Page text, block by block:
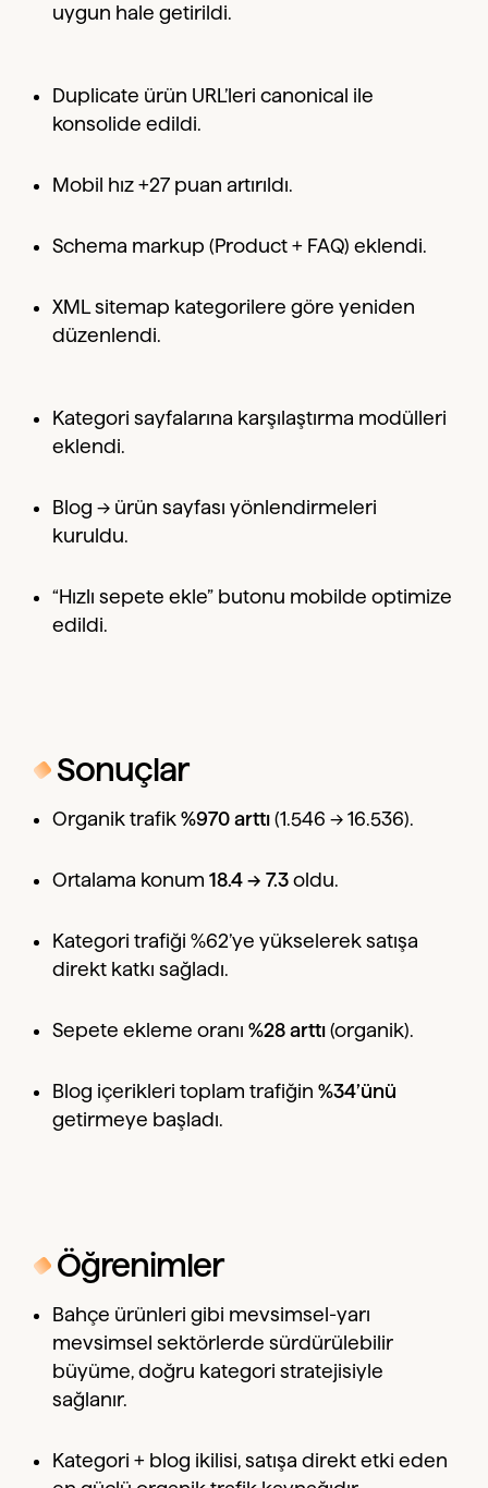
uygun hale getirildi.
Duplicate ürün URL’leri canonical ile
konsolide edildi.
Mobil hız +27 puan artırıldı.
Schema markup (Product + FAQ) eklendi.
XML sitemap kategorilere göre yeniden
düzenlendi.
Kategori sayfalarına karşılaştırma modülleri
eklendi.
Blog → ürün sayfası yönlendirmeleri
kuruldu.
“Hızlı sepete ekle” butonu mobilde optimize
edildi.
Sonuçlar
Organik trafik%970 arttı (1.546 → 16.536).
Ortalama konum18.4 → 7.3 oldu.
Kategori trafiği %62’ye yükselerek satışa
direkt katkı sağladı.
Sepete ekleme oranı%28 arttı (organik).
Blog içerikleri toplam trafiğin%34’ünü
getirmeye başladı.
Öğrenimler
Bahçe ürünleri gibi mevsimsel-yarı
mevsimsel sektörlerde sürdürülebilir
büyüme, doğru kategori stratejisiyle
sağlanır.
Kategori + blog ikilisi, satışa direkt etki eden